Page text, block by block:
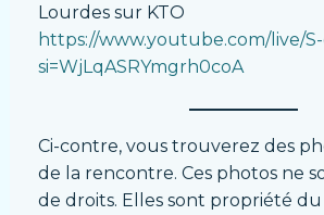
Lourdes sur KTO
https://www.youtube.com/live/
si=WjLqASRYmgrh0coA
Ci-contre, vous trouverez des
de la rencontre. Ces photos ne
de droits. Elles sont propriété du